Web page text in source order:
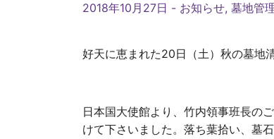
2018年10月27日 - お知らせ, 墓地管
好天に恵まれた20日（土）秋の墓地
日本国大使館より、竹内領事班長の
けて下さいました。落ち葉拾い、墓